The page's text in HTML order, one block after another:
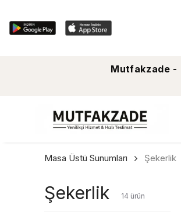
Mutfakzade -
Masa Üstü Sunumları Şekerlik
Şekerlik 14 ürün